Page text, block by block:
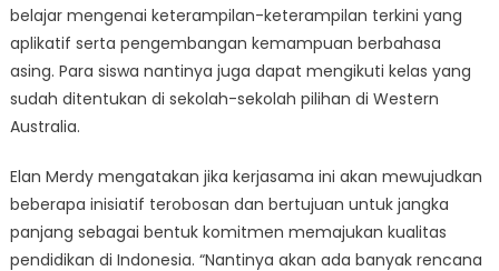
belajar mengenai keterampilan-keterampilan terkini yang
aplikatif serta pengembangan kemampuan berbahasa
asing. Para siswa nantinya juga dapat mengikuti kelas yang
sudah ditentukan di sekolah-sekolah pilihan di Western
Australia.
Elan Merdy mengatakan jika kerjasama ini akan mewujudkan
beberapa inisiatif terobosan dan bertujuan untuk jangka
panjang sebagai bentuk komitmen memajukan kualitas
pendidikan di Indonesia. “Nantinya akan ada banyak rencana